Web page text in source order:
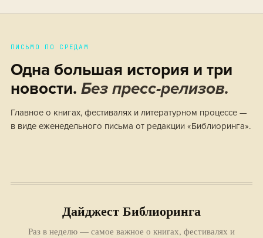
ПИСЬМО ПО СРЕДАМ
Одна большая история и три
новости. Без пресс-релизов.
Главное о книгах, фестивалях и литературном процессе —
в виде еженедельного письма от редакции «Библиоринга».
Дайджест Библиоринга
Раз в неделю — самое важное о книгах, фестивалях и